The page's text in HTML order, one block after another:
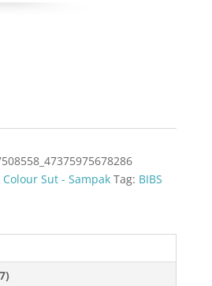
Colour Sut - Sampak Tag: BIBS